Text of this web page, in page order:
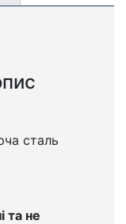
сталь
та не